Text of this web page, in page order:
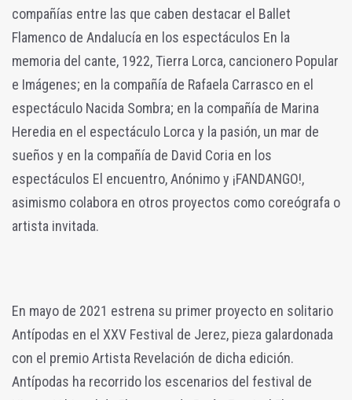
compañías entre las que caben destacar el Ballet
Flamenco de Andalucía en los espectáculos En la
memoria del cante, 1922, Tierra Lorca, cancionero Popular
e Imágenes; en la compañía de Rafaela Carrasco en el
espectáculo Nacida Sombra; en la compañía de Marina
Heredia en el espectáculo Lorca y la pasión, un mar de
sueños y en la compañía de David Coria en los
espectáculos El encuentro, Anónimo y ¡FANDANGO!,
asimismo colabora en otros proyectos como coreógrafa o
artista invitada.
En mayo de 2021 estrena su primer proyecto en solitario
Antípodas en el XXV Festival de Jerez, pieza galardonada
con el premio Artista Revelación de dicha edición.
Antípodas ha recorrido los escenarios del festival de